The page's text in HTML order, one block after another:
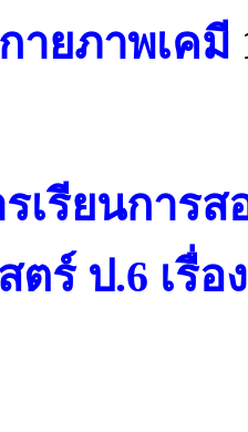
ายภาพเคมี
เรียนการ
ตร์ ป.6 เรื่